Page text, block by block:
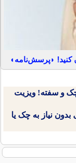
کنید! ◗پرسش‌نامه◖
چک و سفته! ویزیت
بدون نیاز به چک یا